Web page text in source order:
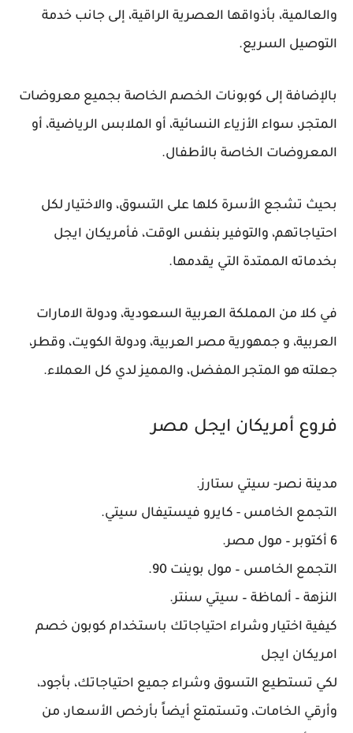
والعالمية، بأذواقها العصرية الراقية، إلى جانب خدمة
التوصيل السريع.
بالإضافة إلى كوبونات الخصم الخاصة بجميع معروضات
المتجر، سواء الأزياء النسائية، أو الملابس الرياضية، أو
المعروضات الخاصة بالأطفال.
بحيث تشجع الأسرة كلها على التسوق، والاختيار لكل
احتياجاتهم، والتوفير بنفس الوقت، فأمريكان ايجل
بخدماته الممتدة التي يقدمها.
في كلا من المملكة العربية السعودية، ودولة الامارات
العربية، و جمهورية مصر العربية، ودولة الكويت، وقطر،
جعلته هو المتجر المفضل، والمميز لدي كل العملاء.
فروع أمريكان ايجل مصر
مدينة نصر- سيتي ستارز.
التجمع الخامس - كايرو فيستيفال سيتي.
6 أكتوبر – مول مصر.
التجمع الخامس – مول بوينت 90.
النزهة – ألماظة – سيتي سنتر.
كيفية اختيار وشراء احتياجاتك باستخدام كوبون خصم
امريكان ايجل
لكي تستطيع التسوق وشراء جميع احتياجاتك، بأجود،
وأرقي الخامات، وتستمتع أيضاً بأرخص الأسعار، من